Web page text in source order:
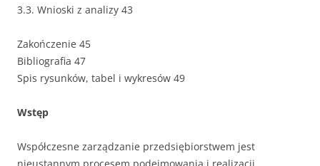
3.3. Wnioski z analizy 43
Zakończenie 45
Bibliografia 47
Spis rysunków, tabel i wykresów 49
Wstęp
Współczesne zarządzanie przedsiębiorstwem jest